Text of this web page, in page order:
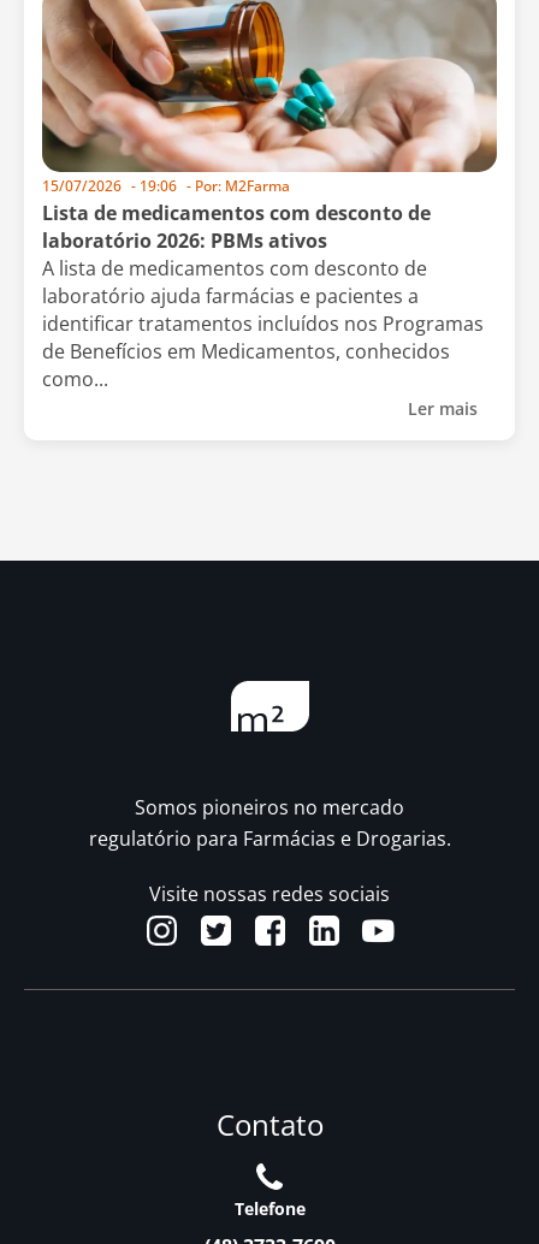
15/07/2026 - 19:06 - Por: M2Farma
Lista de medicamentos com desconto de
laboratório 2026: PBMs ativos
A lista de medicamentos com desconto de
laboratório ajuda farmácias e pacientes a
identificar tratamentos incluídos nos Programas
de Benefícios em Medicamentos, conhecidos
como...
Ler mais
Somos pioneiros no mercado
regulatório para Farmácias e Drogarias.
Visite nossas redes sociais
Contato
Telefone